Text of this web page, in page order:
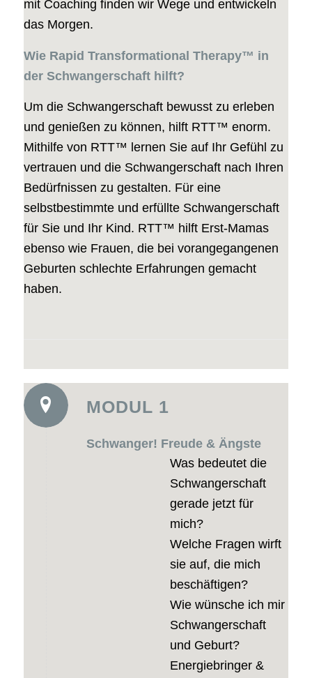
mit Coaching finden wir Wege und entwickeln
das Morgen.
Wie Rapid Transformational Therapy™ in
der Schwangerschaft hilft?
Um die Schwangerschaft bewusst zu erleben
und genießen zu können, hilft RTT™ enorm.
Mithilfe von RTT™ lernen Sie auf Ihr Gefühl zu
vertrauen und die Schwangerschaft nach Ihren
Bedürfnissen zu gestalten. Für eine
selbstbestimmte und erfüllte Schwangerschaft
für Sie und Ihr Kind. RTT™ hilft Erst-Mamas
ebenso wie Frauen, die bei vorangegangenen
Geburten schlechte Erfahrungen gemacht
haben.
MODUL 1
Schwanger! Freude & Ängste
Was bedeutet die
Schwangerschaft
gerade jetzt für
mich?
Welche Fragen wirft
sie auf, die mich
beschäftigen?
Wie wünsche ich mir
Schwangerschaft
und Geburt?
Energiebringer &